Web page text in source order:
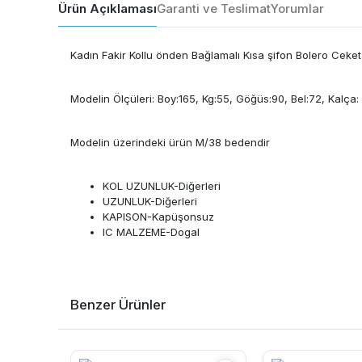
Ürün AçıklamasıGaranti ve TeslimatYorumlar
Kadın Fakir Kollu önden Bağlamalı Kısa şifon Bolero Ceket
Modelin Ölçüleri: Boy:165, Kg:55, Göğüs:90, Bel:72, Kalça:
Modelin üzerindeki ürün M/38 bedendir
KOL UZUNLUK-Diğerleri
UZUNLUK-Diğerleri
KAPISON-Kapüşonsuz
IC MALZEME-Dogal
Benzer Ürünler